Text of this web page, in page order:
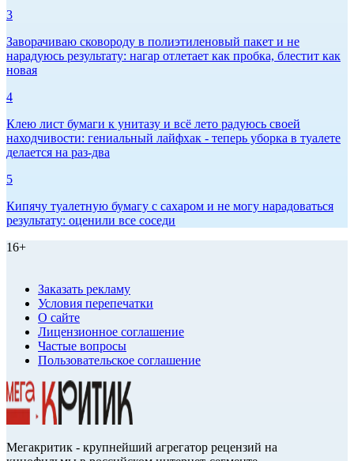
3
Заворачиваю сковороду в полиэтиленовый пакет и не
нарадуюсь результату: нагар отлетает как пробка, блестит как
новая
4
Клею лист бумаги к унитазу и всё лето радуюсь своей
находчивости: гениальный лайфхак - теперь уборка в туалете
делается на раз-два
5
Кипячу туалетную бумагу с сахаром и не могу нарадоваться
результату: оценили все соседи
16+
Заказать рекламу
Условия перепечатки
О сайте
Лицензионное соглашение
Частые вопросы
Пользовательское соглашение
Мегакритик - крупнейший агрегатор рецензий на